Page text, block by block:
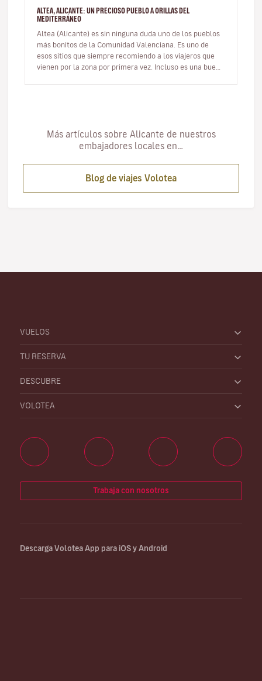
ALTEA, ALICANTE: UN PRECIOSO PUEBLO A ORILLAS DEL
MEDITERRÁNEO
Altea (Alicante) es sin ninguna duda uno de los pueblos
más bonitos de la Comunidad Valenciana. Es uno de
esos sitios que siempre recomiendo a los viajeros que
vienen por la zona por primera vez. Incluso es una buena
Más artículos sobre Alicante de nuestros
embajadores locales en…
Blog de viajes Volotea
VUELOS
TU RESERVA
DESCUBRE
VOLOTEA
Trabaja con nosotros
Descarga Volotea App para iOS y Android